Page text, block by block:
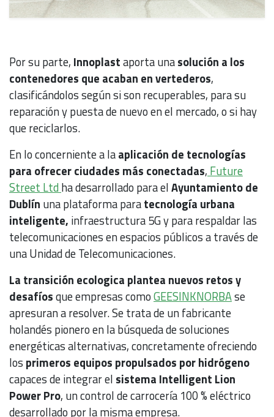
Por su parte, Innoplastaporta unasolución a los
contenedores que acaban en vertederos,
clasificándolos según si son recuperables, para su
reparación y puesta de nuevo en el mercado, o si hay
que reciclarlos.
En lo concerniente a laaplicación de tecnologías
para ofrecer ciudades más conectadas, Future
Street Ltd ha desarrollado para elAyuntamiento de
Dublín una plataforma paratecnología urbana
inteligente, infraestructura 5G y para respaldar las
telecomunicaciones en espacios públicos a través de
una Unidad de Telecomunicaciones.
La transición ecologica plantea nuevos retos y
desafíosque empresas comoGEESINKNORBAse
apresuran a resolver. Se trata de un fabricante
holandés pionero en la búsqueda de soluciones
energéticas alternativas, concretamente ofreciendo
los primeros equipos propulsados por hidrógeno
capaces de integrar el sistema Intelligent Lion
Power Pro, un control de carrocería 100 % eléctrico
desarrollado por la misma empresa.